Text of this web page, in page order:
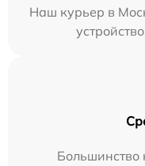
Наш курьер в
Большинство